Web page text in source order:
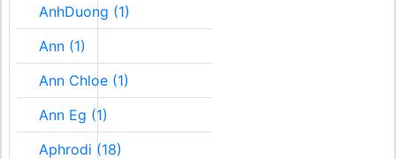
AnhDuong (1)
Ann (1)
Ann Chloe (1)
Ann Eg (1)
Aphrodi (18)